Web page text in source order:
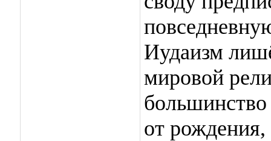
Иудаизм
мировой
от